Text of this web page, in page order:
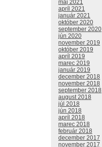
máj 2021
apríl 2021
január 2021
október 2020
september 2020
jún 2020
november 2019
október 2019
apríl 2019
marec 2019
január 2019
december 2018
november 2018
september 2018
august 2018
júl 2018
jún 2018
apríl 2018
marec 2018
február 2018
december 2017
november 2017